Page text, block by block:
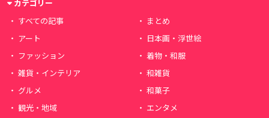
カテゴリー
すべての記事
まとめ
アート
日本画・浮世絵
ファッション
着物・和服
雑貨・インテリア
和雑貨
グルメ
和菓子
観光・地域
エンタメ